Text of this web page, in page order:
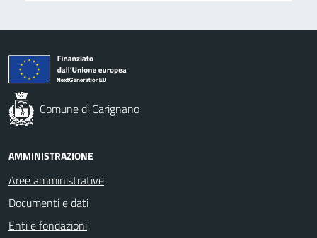
Comune di Carignano
AMMINISTRAZIONE
Aree amministrative
Documenti e dati
Enti e fondazioni